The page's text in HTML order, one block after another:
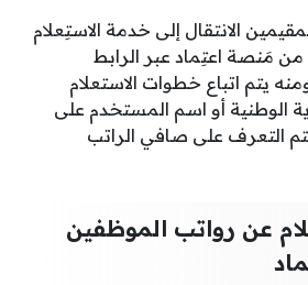
الانتقال إلى خدمة الاستِعلام
مَنصة اعتِماد عبر الرابط
يتم اتباع خطوات الاستعلام
الوطنية أو اسم المستخدم على
التعرف على صافي الراتب
عن رواتب الموظفين